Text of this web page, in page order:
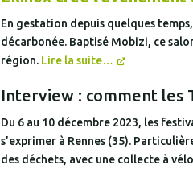
En gestation depuis quelques
décarbonée. Baptisé Mobizi, ce
région. Lire la suite…
Interview : comment les
Du 6 au 10 décembre 2023, les
s’exprimer à Rennes (35).
des déchets, avec une collecte à